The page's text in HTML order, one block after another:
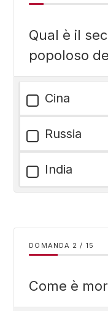
Qual è il
popoloso
Cina
Russia
India
DOMANDA / 15
Come è